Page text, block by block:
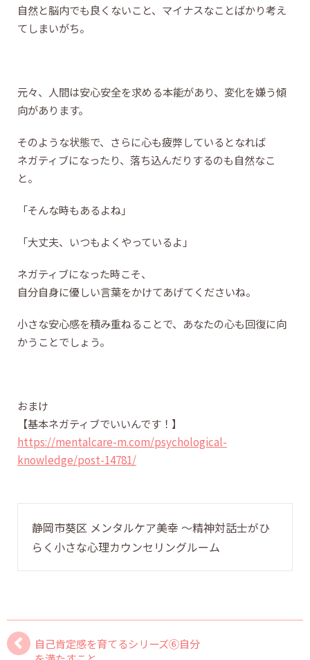
自然と脳内でも良くないこと、マイナスなことばかり考え
てしまいがち。
元々、人間は安心安全を求める本能があり、変化を嫌う傾
向があります。
そのような状態で、さらに心も疲弊しているとなれば
ネガティブになったり、落ち込んだりするのも自然なこ
と。
「そんな時もあるよね」
「大丈夫、いつもよくやっているよ」
ネガティブになった時こそ、
自分自身に優しい言葉をかけてあげてくださいね。
小さな安心感を積み重ねることで、あなたの心も回復に向
かうことでしょう。
おまけ
【基本ネガティブでいいんです！】
https://mentalcare-m.com/psychological-
knowledge/post-14781/
静岡市葵区 メンタルケア美幸 〜精神対話士がひ
らく小さな心理カウンセリングルーム
自己肯定感を育てるシリーズ⑥自分